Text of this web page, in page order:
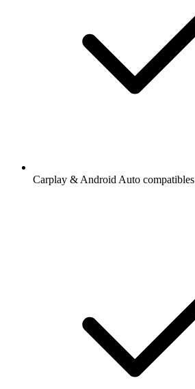
Carplay & Android Auto compatibles